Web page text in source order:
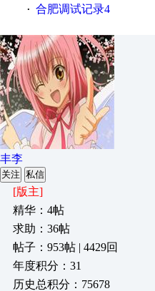
· 合肥调试记录4
丰李
关注 私信
[版主]
精华：4帖
求助：36帖
帖子：953帖 | 4429回
年度积分：31
历史总积分：75678